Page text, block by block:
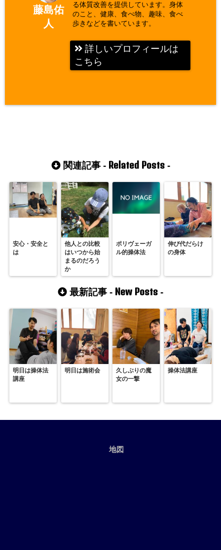
藤島佑
人
る体質改善を提供しています。身体
のこと、健康、食べ物、趣味、食べ
歩きなどを書いています。
詳しいプロフィールは
こちら
関連記事 - Related Posts-
安心・安全と
は
他人との比較
はいつから始
まるのだろう
か
ポリヴェーガ
ル的操体法
伸び代だらけ
の身体
最新記事 - New Posts -
明日は操体法
講座
明日は施術会
久しぶりの魔
女の一撃
操体法講座
地図